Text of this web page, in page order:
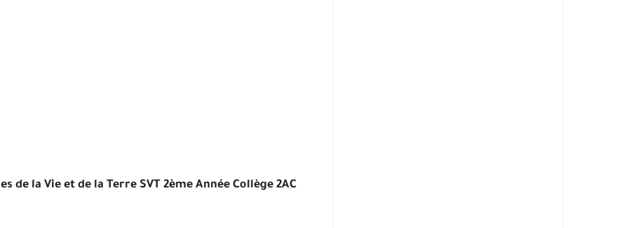
de la Vie et de la Terre SVT 2ème Année Collège 2AC